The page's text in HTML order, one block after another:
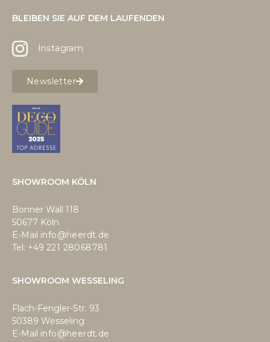
BLEIBEN SIE AUF DEM LAUFENDEN
Instagram
Newsletter
SHOWROOM KÖLN
Bonner Wall 118
50677 Köln
E-Mail info@heerdt.de
Tel: +49 221 28068781
SHOWROOM WESSELING
Flach-Fengler-Str. 93
50389 Wesseling
E-Mail info@heerdt.de